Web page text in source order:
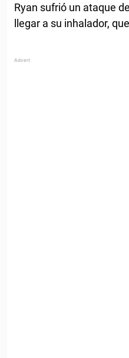
Ryan sufrió un ataque
llegar a su inhalador,